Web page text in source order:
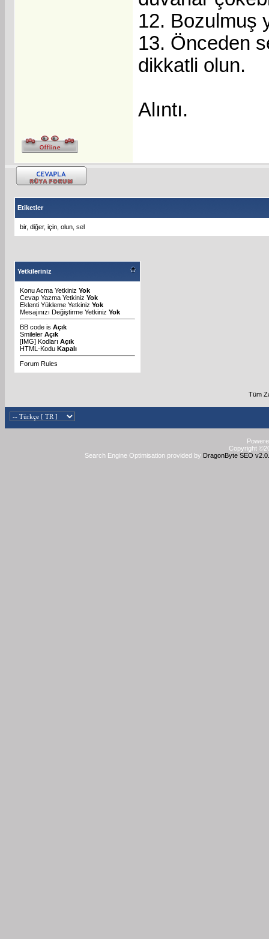
12. Bozulmuş
13. Önceden
dikkatli olun.
Alıntı.
Etiketler
bir, diğer, için olun sel
Yetkileriniz
Konu Acma Yetkiniz Yok
Cevap Yazma Yetkiniz Yok
Eklenti Yükleme Yetkiniz Yok
Mesajınızı Değiştirme Yetkiniz Yok
BB code is Açık
Smileler Açık
[IMG] Kodları Açık
HTML-Kodu Kapalı
Forum Rules
Tüm
Copyright
Search Engine Optimisation provided by DragonByte SEO